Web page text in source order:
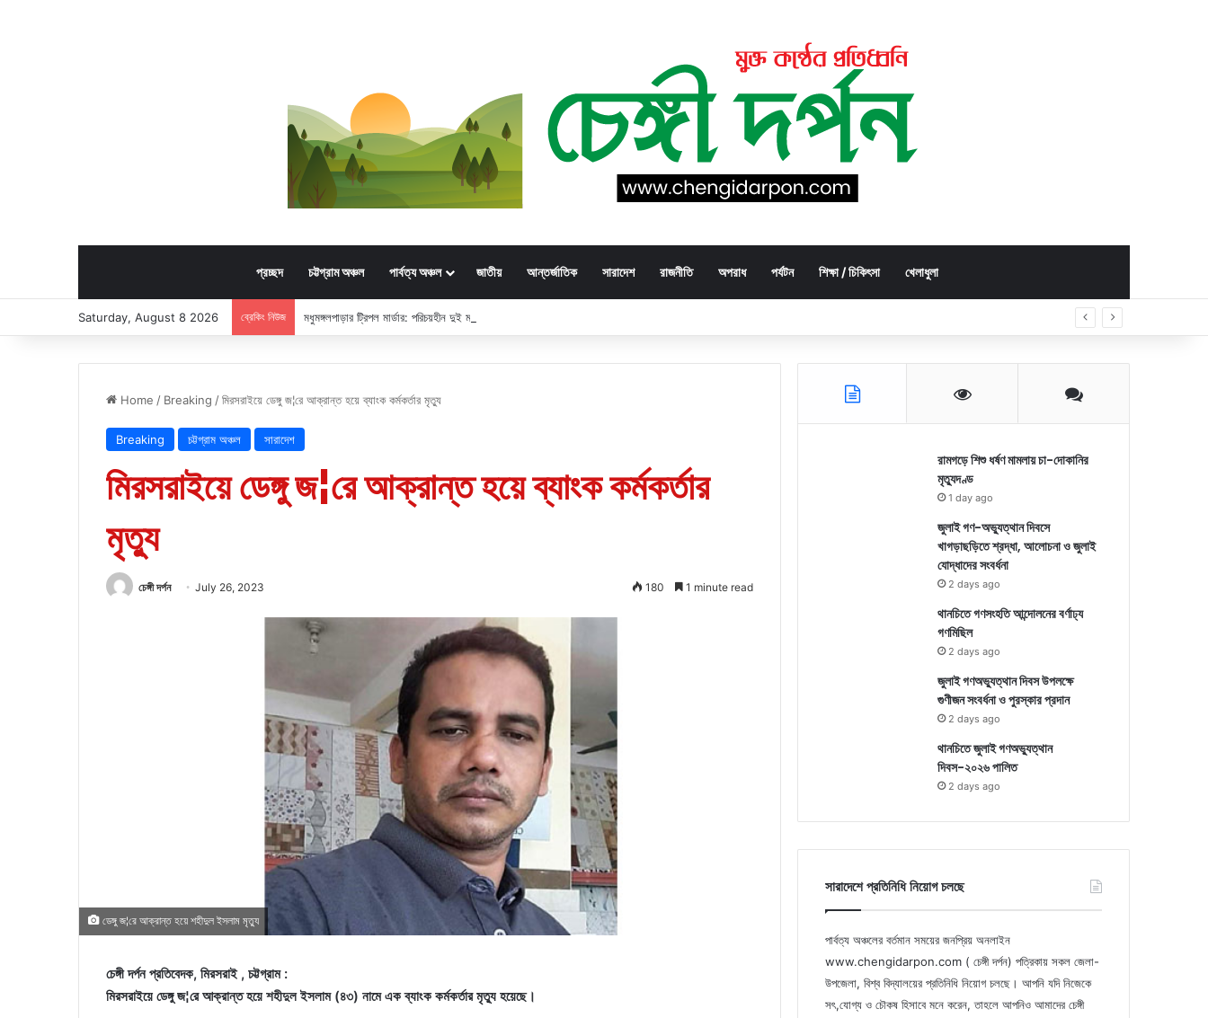
প্রচ্ছদ চট্টগ্রাম অঞ্চল পার্বত্য অঞ্চল জাতীয় আন্তর্জাতিক সারাদেশ রাজনীতি অপরাধ পর্যটন শিক্ষা / চিকিৎসা খেলাধুলা
Saturday, August 8 2026 ব্রেকিং নিউজ মধুমঙ্গলপাড়ার ট্রিপল মার্ডার: পরিচয়হীন দুই মরদেহের স্বজনের খোঁজ পুলিশের
Home / Breaking /মিরসরাইয়ে ডেঙ্গু জ¦রে আক্রান্ত হয়ে ব্যাংক কর্মকর্তার মৃত্যু
Breaking চট্টগ্রাম অঞ্চল সারাদেশ
মিরসরাইয়ে ডেঙ্গু জ¦রে আক্রান্ত হয়ে ব্যাংক কর্মকর্তার
মৃত্যু
চেঙ্গী দর্পন July 26, 2023 180 1 minute read
ডেঙ্গু জ¦রে আক্রান্ত হয়ে শহীদুল ইসলাম মৃত্যু
চেঙ্গী দর্পন প্রতিবেদক, মিরসরাই , চট্টগ্রাম :
মিরসরাইয়ে ডেঙ্গু জ¦রে আক্রান্ত হয়ে শহীদুল ইসলাম (৪৩) নামে এক ব্যাংক কর্মকর্তার মৃত্যু হয়েছে।
রামগড়ে শিশু ধর্ষণ মামলায় চা-দোকানির
মৃত্যুদণ্ড
1 day ago
জুলাই গণ-অভ্যুত্থান দিবসে
খাগড়াছড়িতে শ্রদ্ধা, আলোচনা ও জুলাই
যোদ্ধাদের সংবর্ধনা
2 days ago
থানচিতে গণসংহতি আন্দোলনের বর্ণাঢ্য
গণমিছিল
2 days ago
জুলাই গণঅভ্যুত্থান দিবস উপলক্ষে
গুণীজন সংবর্ধনা ও পুরস্কার প্রদান
2 days ago
থানচিতে জুলাই গণঅভ্যুত্থান
দিবস-২০২৬ পালিত
2 days ago
সারাদেশে প্রতিনিধি নিয়োগ চলছে
পার্বত্য অঞ্চলের বর্তমান সময়ের জনপ্রিয় অনলাইন
www.chengidarpon.com ( চেঙ্গী দর্পন) পত্রিকায় সকল জেলা-
উপজেলা, বিশ্ব বিদ্যালয়ের প্রতিনিধি নিয়োগ চলছে। আপনি যদি নিজেকে
সৎ,যোগ্য ও চৌকষ হিসাবে মনে করেন, তাহলে আপনিও আমাদের চেঙ্গী